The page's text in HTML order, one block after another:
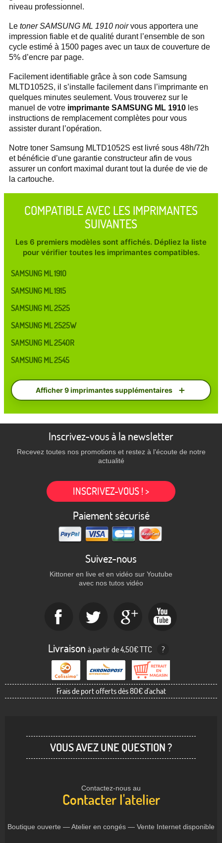
niveau professionnel.
Le toner SAMSUNG ML 1910 noirvous apportera une
impression fiable et de qualité durant l’ensemble de son
cycle estimé à 1500 pages avec un taux de couverture de
5% d’encre par page.
Facilement identifiable grâce à son code Samsung
MLTD1052S, il s’installe facilement dans l’imprimante en
quelques minutes seulement. Vous trouverez sur le
manuel de votre imprimante SAMSUNG ML 1910 les
instructions de remplacement complètes pour vous
assister durant l’opération.
Notre toner Samsung MLTD1052S est livré sous 48h/72h
et bénéficie d’une garantie constructeur afin de vous
assurer un confort maximal durant tout la durée de vie de
la cartouche.
COMPATIBLE AVEC LES IMPRIMANTES
SUIVANTES
Les 6 premiers modèles sont affichés. Dépliez la liste
pour vérifier toutes les imprimantes compatibles.
SAMSUNG ML 1910
SAMSUNG ML 1915
SAMSUNG ML 2525
SAMSUNG ML 2525W
SAMSUNG ML 2540R
SAMSUNG ML 2545
Afficher 9 imprimantes supplémentaires
Inscrivez-vous à la newsletter
Recevez toutes nos promotions et restez à l'écoute de notre
actualité
INSCRIVEZ-VOUS ! >
Paiement sécurisé
Suivez-nous
Kittoner en live et en vidéo sur Youtube
avec nos tutos vidéo
Livraison à partir de 4,50€ TTC ?
Frais de port offerts dès 80€ d'achat
VOUS AVEZ UNE QUESTION ?
Contactez-nous au
Contacter l'atelier
Boutique ouverte — Atelier en congés — Vente Internet disponible